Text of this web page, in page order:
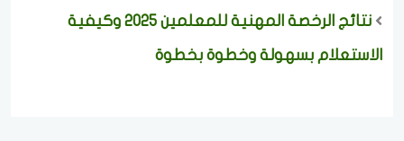
نتائج الرخصة المهنية للمعلمين 2025 وكيفية
الاستعلام بسهولة وخطوة بخطوة